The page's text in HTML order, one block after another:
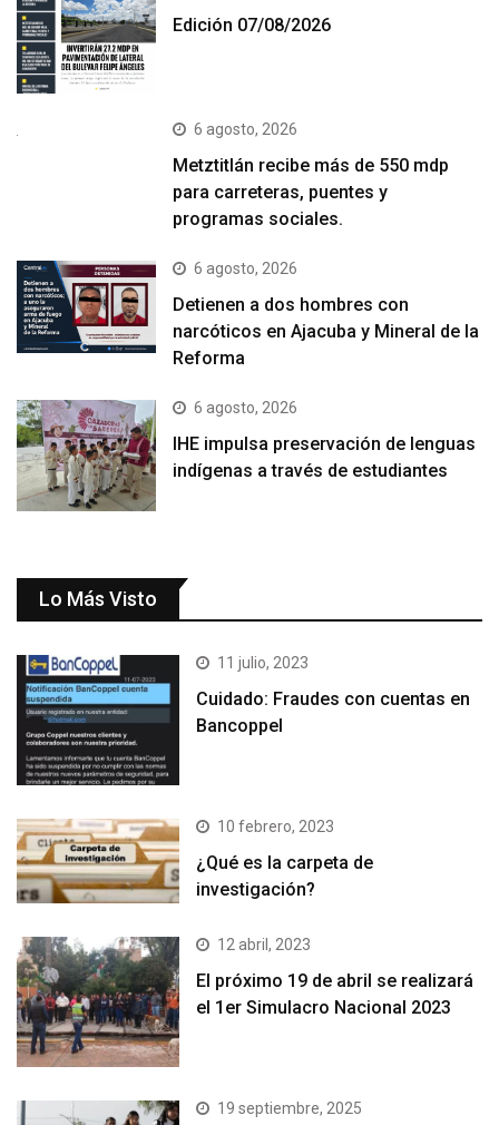
Edición 07/08/2026
6 agosto, 2026
Metztitlán recibe más de 550 mdp
para carreteras, puentes y
programas sociales.
6 agosto, 2026
Detienen a dos hombres con
narcóticos en Ajacuba y Mineral de la
Reforma
6 agosto, 2026
IHE impulsa preservación de lenguas
indígenas a través de estudiantes
Lo Más Visto
11 julio, 2023
Cuidado: Fraudes con cuentas en
Bancoppel
10 febrero, 2023
¿Qué es la carpeta de
investigación?
12 abril, 2023
El próximo 19 de abril se realizará
el 1er Simulacro Nacional 2023
19 septiembre, 2025